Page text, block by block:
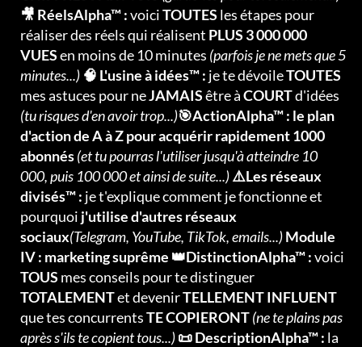
🎥 RéelsAlpha™ :voiciTOUTES les étapes pour
réaliser des réels qui réalisent PLUS 3 000 000
VUESen moins de 10 minutes (parfois je ne mets que 5
minutes...) 🧠 L'usine à idées™ : je te dévoileTOUTES
mes astuces pour neJAMAISêtre àCOURTd'idées
(tu risques d'en avoir trop...)🎯ActionAlpha™ : le plan
d'action de A à Z pour acquérir rapidement 1000
abonnés(et tu pourras l'utiliser jusqu'à atteindre 10
000, puis 100 000 et ainsi de suite...)⚠️Les réseaux
divisés™ : je t'explique comment je fonctionne et
pourquoi j'utilise d'autres réseaux
sociaux(Telegram, YouTube, TikTok, emails...)Module
IV : marketing suprême 👑DistinctionAlpha™ :voici
TOUS mes conseils pour te distinguer
TOTALEMENTet devenirTELLEMENT INFLUENT
que tes concurrentsTE COPIERONT(ne te plains pas
après s'ils te copient tous...)📜 DescriptionAlpha™ : la